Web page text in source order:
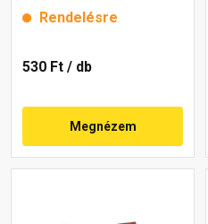
Rendelésre
530 Ft / db
Megnézem